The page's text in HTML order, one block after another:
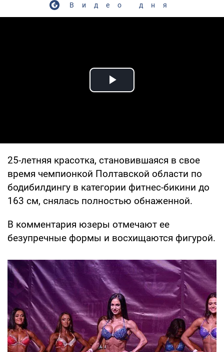
Видео дня
Play Video
25-летняя красотка, становившаяся в свое
время чемпионкой Полтавской области по
бодибилдингу в категории фитнес-бикини до
163 см, снялась полностью обнаженной.
В комментария юзеры отмечают ее
безупречные формы и восхищаются фигурой.